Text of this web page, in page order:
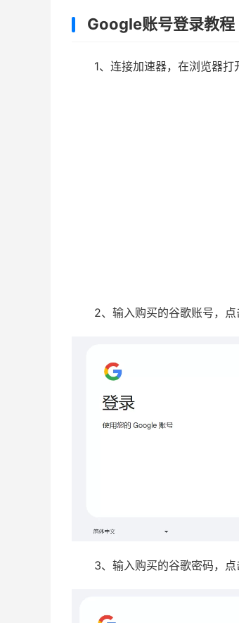
Google账号登录教程
1、连接加速器，在浏览器
2、输入购买的谷歌账号，点
3、输入购买的谷歌密码，点